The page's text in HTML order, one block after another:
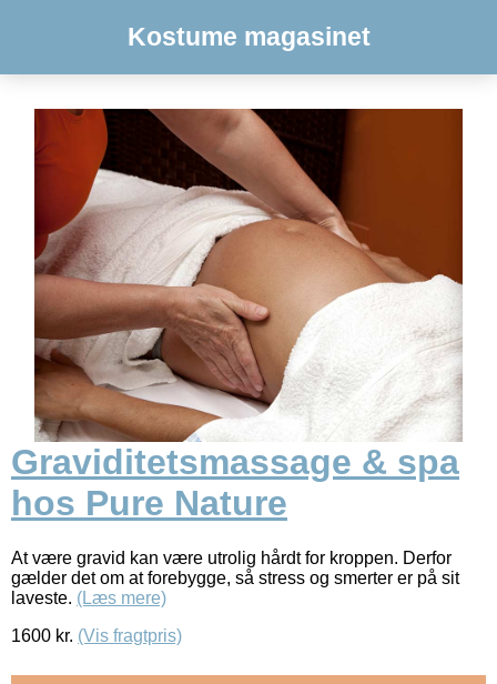
Kostume magasinet
Graviditetsmassage & spa
hos Pure Nature
At være gravid kan være utrolig hårdt for kroppen. Derfor
gælder det om at forebygge, så stress og smerter er på sit
laveste. (Læs mere)
1600 kr. (Vis fragtpris)